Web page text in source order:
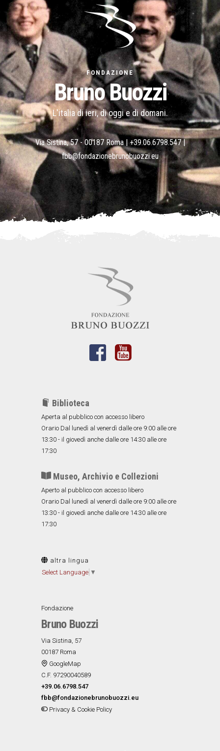
FONDAZIONE
Bruno Buozzi
L'italia di ieri, di oggi e di domani.
Via Sistina, 57 - 00187 Roma |+39.06.6798.547|
fbb@fondazionebrunobuozzi.eu
Biblioteca
Aperta al pubblico con accesso libero
Orario Dal lunedì al venerdì dalle ore 9:00 alle ore
13:30 - il giovedì anche dalle ore 14:30 alle ore
17:30
Museo, Archivio e Collezioni
Aperto al pubblico con accesso libero
Orario Dal lunedì al venerdì dalle ore 9:00 alle ore
13:30 - il giovedì anche dalle ore 14:30 alle ore
17:30
altra lingua
Select Language ▼
Fondazione
Bruno Buozzi
Via Sistina, 57
00187 Roma
GoogleMap
C.F. 97290040589
+39.06.6798.547
fbb@fondazionebrunobuozzi.eu
Privacy & Cookie Policy